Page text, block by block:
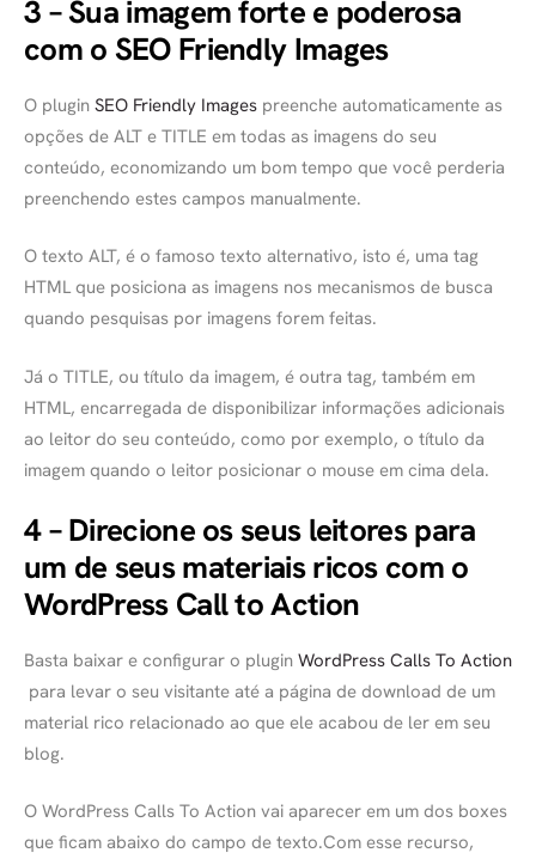
3 – Sua imagem forte e poderosa
com o SEO Friendly Images
O plugin SEO Friendly Images preenche automaticamente as
opções de ALT e TITLE em todas as imagens do seu
conteúdo, economizando um bom tempo que você perderia
preenchendo estes campos manualmente.
O texto ALT, é o famoso texto alternativo, isto é, uma tag
HTML que posiciona as imagens nos mecanismos de busca
quando pesquisas por imagens forem feitas.
Já o TITLE, ou título da imagem, é outra tag, também em
HTML, encarregada de disponibilizar informações adicionais
ao leitor do seu conteúdo, como por exemplo, o título da
imagem quando o leitor posicionar o mouse em cima dela.
4 – Direcione os seus leitores para
um de seus materiais ricos com o
WordPress Call to Action
Basta baixar e configurar o plugin WordPress Calls To Action
para levar o seu visitante até a página de download de um
material rico relacionado ao que ele acabou de ler em seu
blog.
O WordPress Calls To Action vai aparecer em um dos boxes
que ficam abaixo do campo de texto.Com esse recurso,